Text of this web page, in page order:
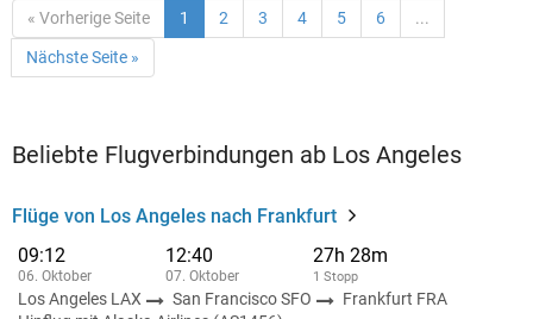
« Vorherige Seite 1 2 3 4 5 6 ...
Nächste Seite »
Beliebte Flugverbindungen ab Los Angeles
Flüge von Los Angeles nach Frankfurt
09:12
06. Oktober
12:40
07. Oktober
27h 28m
1 Stopp
Los Angeles LAX San Francisco SFO
Frankfurt FRA